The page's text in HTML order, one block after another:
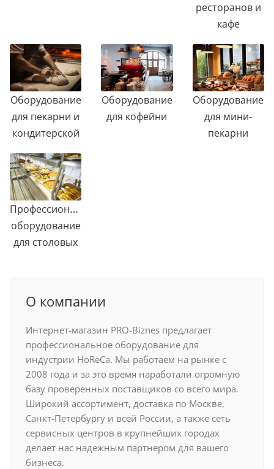
ресторанов и
кафе
Оборудование
для пекарни и
кондитерской
Оборудование
для кофейни
Оборудование
для мини-
пекарни
Профессиональное
оборудование
для столовых
О компании
Интернет-магазин PRO-Biznes предлагает
профессиональное оборудование для
индустрии HoReCa. Мы работаем на рынке с
2008 года и за это время наработали огромную
базу проверенных поставщиков со всего мира.
Широкий ассортимент, доставка по Москве,
Санкт-Петербургу и всей России, а также сеть
сервисных центров в крупнейших городах
делает нас надежным партнером для вашего
бизнеса.